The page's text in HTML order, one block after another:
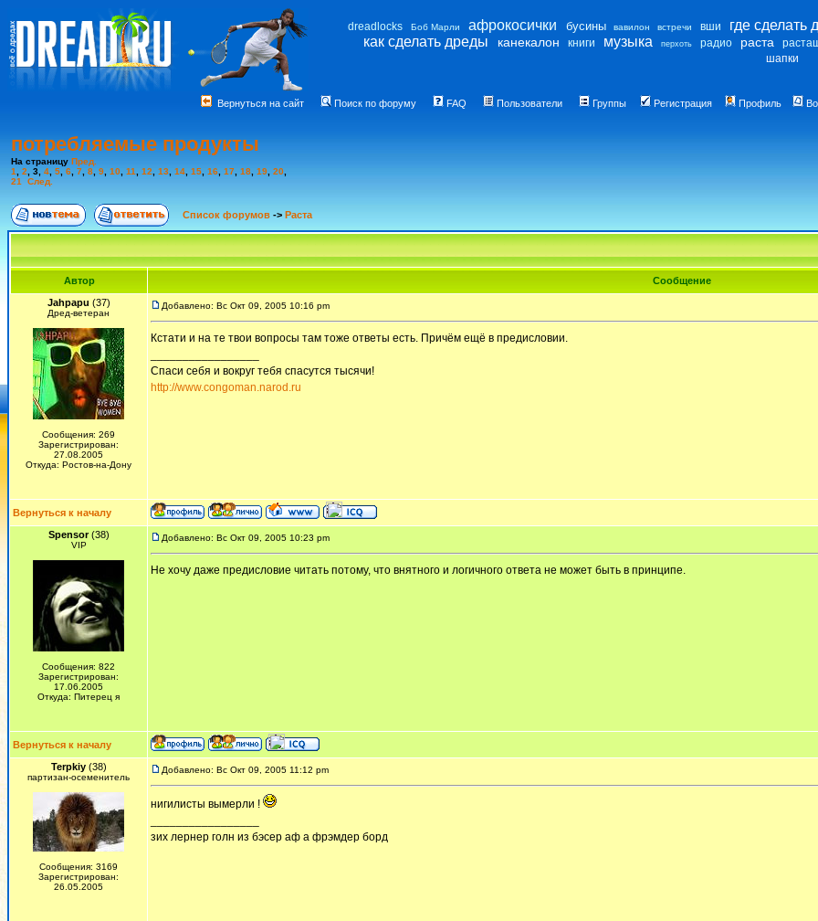
dreadlocks Боб Марли афрокосички бусины вавилон встречи вши
где сделать
как сделать дреды
канекалон книги музыка перхоть радио раста
шапки
Вернуться на сайт Поиск по форуму FAQ Пользователи Группы Регистрация Профиль
потребляемые продукты
На страницу Пред.
1
2 3 4 5 6 7 8 9 10 11 12 13 14 15 16 17 18 19 20
21
След.
Список форумов -> Раста
Автор
Сообщение
Jahpapu (37)
Дред-ветеран
Сообщения: 269
Зарегистрирован:
27.08.2005
Откуда: Ростов-на-Дону
Добавлено: Вс Окт 09, 2005 10:16 pm
Кстати и на те твои вопросы там тоже ответы есть. Причём ещё в предисловии.
Спаси себя и вокруг тебя спасутся тысячи!
http://www.congoman.narod.ru
Вернуться к началу
Spensor(38)
VIP
Сообщения: 822
Зарегистрирован:
17.06.2005
Откуда: Питерец я
Добавлено: Вс Окт 09, 2005 10:23 pm
Не хочу даже предисловие читать потому, что внятного и логичного ответа не может быть в принципе.
Вернуться к началу
Terpkiy(38)
партизан-осеменитель
Сообщения: 3169
Зарегистрирован:
26.05.2005
Добавлено: Вс Окт 09, 2005 11:12 pm
нигилисты вымерли !
зих лернер голн из бэсер аф а фрэмдер борд